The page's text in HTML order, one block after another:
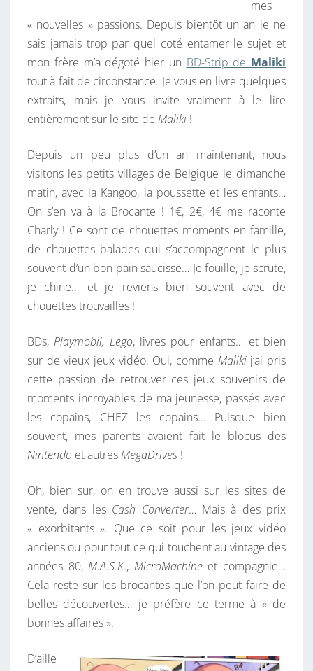
S
T
O
U
V
E
T
E
!
mes
« nouvelles » passions. Depuis bientôt un an je ne
sais jamais trop par quel coté entamer le sujet et
mon frère m’a dégoté hier un BD-Strip de Maliki
tout à fait de circonstance. Je vous en livre quelques
extraits, mais je vous invite vraiment à le lire
entièrement sur le site de Maliki !
Depuis un peu plus d’un an maintenant, nous
visitons les petits villages de Belgique le dimanche
matin, avec la Kangoo, la poussette et les enfants…
On s’en va à la Brocante ! 1€, 2€, 4€ me raconte
Charly ! Ce sont de chouettes moments en famille,
de chouettes balades qui s’accompagnent le plus
souvent d’un bon pain saucisse… Je fouille, je scrute,
je chine… et je reviens bien souvent avec de
chouettes trouvailles !
BDs,Playmobil, Lego, livres pour enfants… et bien
sur de vieux jeux vidéo. Oui, comme Malikij’ai pris
cette passion de retrouver ces jeux souvenirs de
moments incroyables de ma jeunesse, passés avec
les copains, CHEZ les copains… Puisque bien
souvent, mes parents avaient fait le blocus des
Nintendo et autresMegaDrives !
Oh, bien sur, on en trouve aussi sur les sites de
vente, dans les Cash Converter… Mais à des prix
« exorbitants ». Que ce soit pour les jeux vidéo
anciens ou pour tout ce qui touchent au vintage des
années 80,M.A.S.K., MicroMachineet compagnie…
Cela reste sur les brocantes que l’on peut faire de
belles découvertes… je préfère ce terme à « de
bonnes affaires ».
D’aille